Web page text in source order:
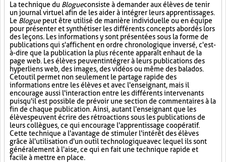
La technique du Blogueconsiste à demander aux élèves de tenir
un journal virtuel afin de les aider à intégrer leurs apprentissages.
Le Bloguepeut être utilisé de manière individuelle ou en équipe
pour présenter et synthétiser les différents concepts abordés lors
des leçons. Les informations y sont présentées sous la forme de
publications qui s'affichent en ordre chronologique inversé, c'est-
à-dire que la publication la plus récente apparaît en haut de la
page web. Les élèves peuvent intégrer à leurs publications des
hyperliens web, des images, des vidéos ou même des balados.
Cet outil permet non seulement le partage rapide des
informations entre les élèves et avec l'enseignant, mais il
encourage aussi l'interaction entre les différents intervenants
puisqu'il est possible de prévoir une section de commentaires à la
fin de chaque publication. Ainsi, autant l'enseignant que les
élèves peuvent écrire des rétroactions sous les publications de
leurs collègues, ce qui encourage l'apprentissage coopératif.
Cette technique a l'avantage de stimuler l'intérêt des élèves
grâce à l'utilisation d'un outil technologique avec lequel ils sont
généralement à l'aise, ce qui en fait une technique rapide et
facile à mettre en place.